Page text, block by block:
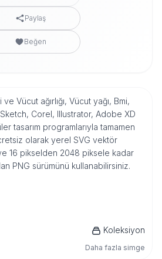
Paylaş
Beğen
ve Vücut ağırlığı, Vücut yağı, Bmi,
Sketch, Corel, Illustrator, Adobe XD
tasarım programlarıyla tamamen
olarak yerel SVG vektör
16 pikselden 2048 piksele kadar
PNG sürümünü kullanabilirsiniz.
Koleksiyon
Daha fazla simge